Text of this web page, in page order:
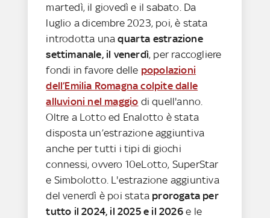
martedì, il giovedì e il sabato. Da
luglio a dicembre 2023, poi, è stata
introdotta unaquarta estrazione
settimanale, il venerdì, per raccogliere
fondi in favore delle popolazioni
dell’Emilia Romagna colpite dalle
alluvioni nel maggio di quell'anno.
Oltre a Lotto ed Enalotto è stata
disposta un’estrazione aggiuntiva
anche per tutti i tipi di giochi
connessi, ovvero 10eLotto, SuperStar
e Simbolotto. L'estrazione aggiuntiva
del venerdì è poi stata prorogata per
tutto il 2024, il 2025 e il 2026e le